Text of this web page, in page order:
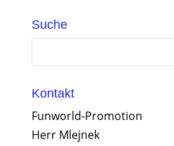
Suche
Kontakt
Funworld-Promotion
Herr Mlejnek